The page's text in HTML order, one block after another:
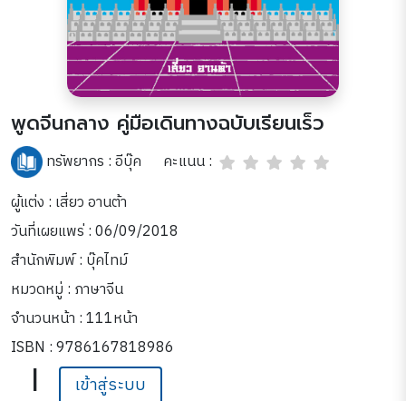
พูดจีนกลาง คู่มือเดินทางฉบับเรียนเร็ว
ทรัพยากร :อีบุ๊ค
คะแนน :
ผู้แต่ง : เสี่ยว อานต้า
วันที่เผยแพร่ : 06/09/2018
สำนักพิมพ์ : บุ๊คไทม์
หมวดหมู่ : ภาษาจีน
จำนวนหน้า : 111หน้า
ISBN : 9786167818986
| เข้าสู่ระบบ